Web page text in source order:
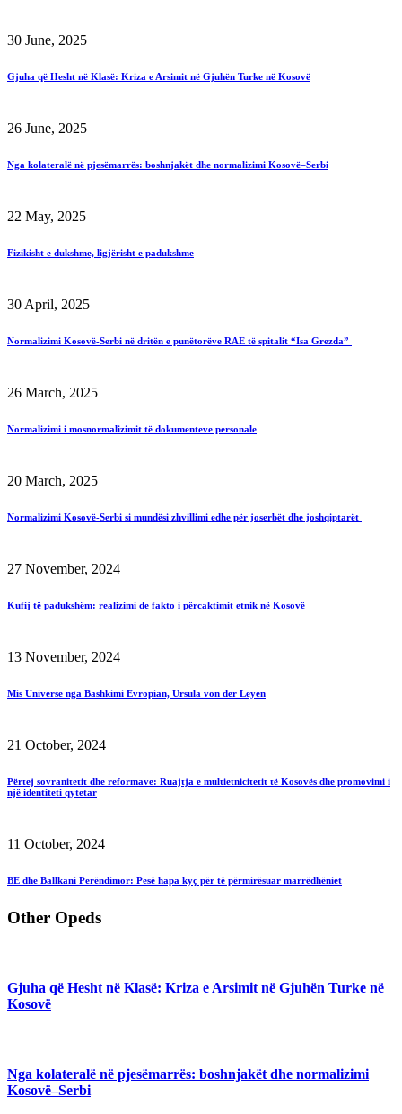
30 June, 2025
Gjuha që Hesht në Klasë: Kriza e Arsimit në Gjuhën Turke në Kosovë
26 June, 2025
Nga kolateralë në pjesëmarrës: boshnjakët dhe normalizimi Kosovë–Serbi
22 May, 2025
Fizikisht e dukshme, ligjërisht e padukshme
30 April, 2025
Normalizimi Kosovë-Serbi në dritën e punëtorëve RAE të spitalit “Isa Grezda”
26 March, 2025
Normalizimi i mosnormalizimit të dokumenteve personale
20 March, 2025
Normalizimi Kosovë-Serbi si mundësi zhvillimi edhe për joserbët dhe joshqiptarët
27 November, 2024
Kufij të padukshëm: realizimi de fakto i përcaktimit etnik në Kosovë
13 November, 2024
Mis Universe nga Bashkimi Evropian, Ursula von der Leyen
21 October, 2024
Përtej sovranitetit dhe reformave: Ruajtja e multietnicitetit të Kosovës dhe promovimi i
një identiteti qytetar
11 October, 2024
BE dhe Ballkani Perëndimor: Pesë hapa kyç për të përmirësuar marrëdhëniet
Other Opeds
Gjuha që Hesht në Klasë: Kriza e Arsimit në Gjuhën Turke në
Kosovë
Nga kolateralë në pjesëmarrës: boshnjakët dhe normalizimi
Kosovë–Serbi